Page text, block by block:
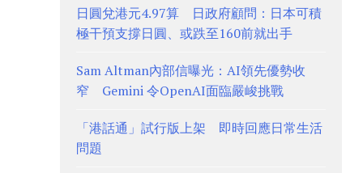
日圓兌港元4.97算 日政府顧問：日本可積
極干預支撐日圓、或跌至160前就出手
Sam Altman內部信曝光：AI領先優勢收
窄 Gemini 令OpenAI面臨嚴峻挑戰
「港話通」試行版上架 即時回應日常生活
問題